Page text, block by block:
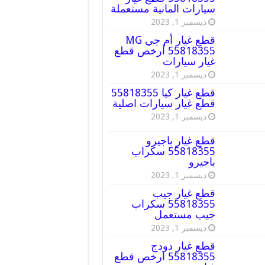
سيارات المانية مستعملة
ديسمبر 1, 2023
قطع غيار أم جي MG
55818355 أرخص قطع
غيار سيارات
ديسمبر 1, 2023
قطع غيار كيا 55818355
قطع غيار سيارات اصلية
ديسمبر 1, 2023
قطع غيار باجيرو
55818355 سكراب
باجيرو
ديسمبر 1, 2023
قطع غيار جيب
55818355 سكراب
جيب مستعمل
ديسمبر 1, 2023
قطع غيار دودج
55818355 ارخص قطع